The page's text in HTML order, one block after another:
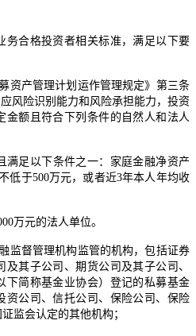
务合格投资者相关标准，满足以下要
资产管理计划运作管理规定》第三条
风险识别能力和风险承担能力，投资
金额且符合下列条件的自然人和法人
满足以下条件之一：家庭金融净资产
低于500万元，或者近3年本人年均收
万元的法人单位。
监督管理机构监管的机构，包括证券
其子公司、期货公司及其子公司、
下简称基金业协会）登记的私募基金
资公司、信托公司、保险公司、保险
监会认定的其他机构；